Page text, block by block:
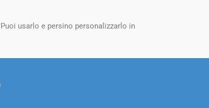
usarlo e persino personalizzarlo in